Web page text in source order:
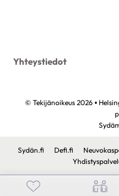
Yhteystiedot
© Tekijänoikeus 2026 •
Sydän.fi Defi.fi